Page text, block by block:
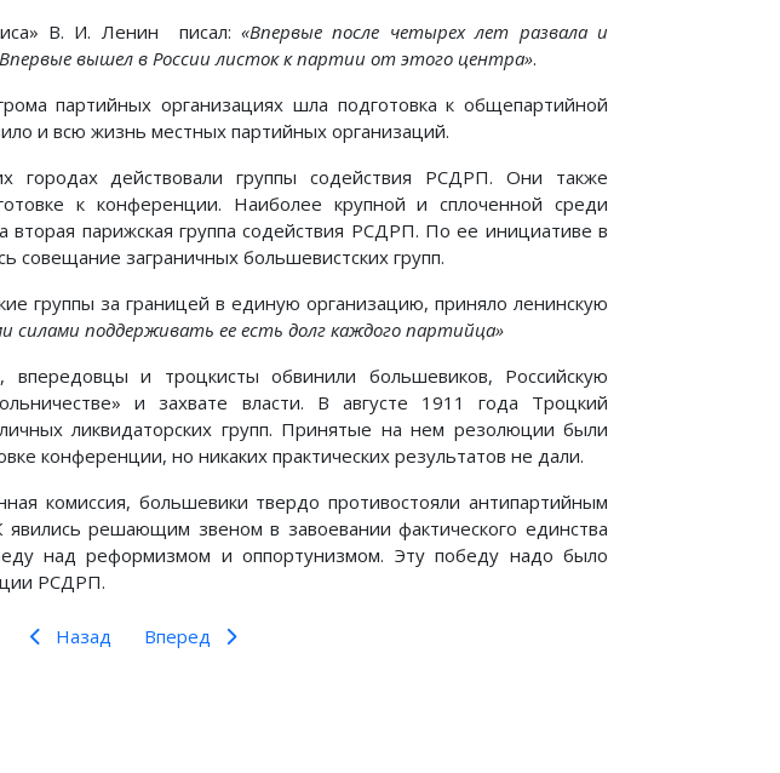
В. И. Ленин писал: «Впервые после четырех лет развала и
Впервые вышел в России листок к партии от этого центра».
партийных организациях шла подготовка к общепартийной
и всю жизнь местных партийных opганизаций.
городах действовали группы содействия РСДРП. Они также
к конференции. Наиболее крупной и сплоченной среди
вторая парижская группа содействия РСДРП. По ее инициативе в
совещание заграничных большевистских групп.
группы за границей в единую организацию, приняло ленинскую
силами поддерживать ее есть долг каждого партийца»
впередовцы и троцкисты обвинили большевиков, Российскую
и захвате власти. В августе 1911 года Троцкий
ликвидаторских групп. Принятые на нем резолюции были
конференции, но никаких практических результатов не дали.
комиссия, большевики твердо противостояли антипартийным
решающим звеном в завоевании фактического единства
над реформизмом и оппортунизмом. Эту победу надо было
РСДРП.
Назад Вперед